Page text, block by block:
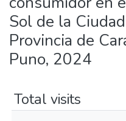
Sol de la
Provincia de
Puno, 2024
Total visits